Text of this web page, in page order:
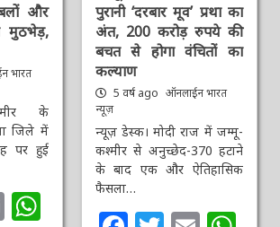
और
मुठभेड़,
भारत
के
जिले में
पर हुई
EmailWhatsApp
पुरानी ‘दरबार मूव’ प्रथा का
अंत, 200 करोड़ रुपये की
बचत से होगा वंचितों का
कल्याण
5 वर्ष ago ऑनलाईन भारत
न्यूज़
न्यूज़ डेस्क। मोदी राज में जम्मू-
कश्मीर से अनुच्छेद-370 हटाने
के बाद एक और ऐतिहासिक
फैसला…